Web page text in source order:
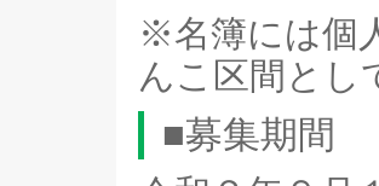
※名簿には個
んこ区間とし
■募集期間